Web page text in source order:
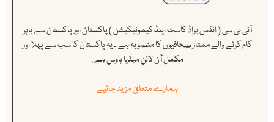
آئی بی سی ( انڈس براڈ کاسٹ اینڈ کیمونیکیشن ) پاکستان اور پاکستان سے باہر
کام کرنے والے ممتاز صحافیوں کا منصوبہ ہے ۔ یہ پاکستان کا سب سے پہلا اور
مکمل آن لائن میڈیا ہاوس ہے .
ہمارے متعلق مزید جانیے